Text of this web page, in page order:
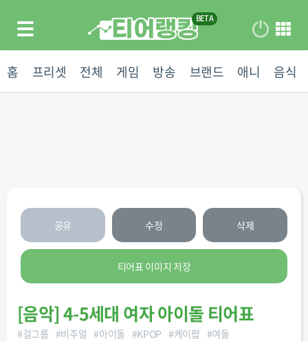
홈 프리셋 전체 게임 방송 브랜드 애니 음식
공유 수정 삭제
티어표 이미지 저장
[음악]4-5세대 여자 아이돌 티어표
#걸그룹 #비주얼 #아이돌 #KPOP #케이팝 #여돌